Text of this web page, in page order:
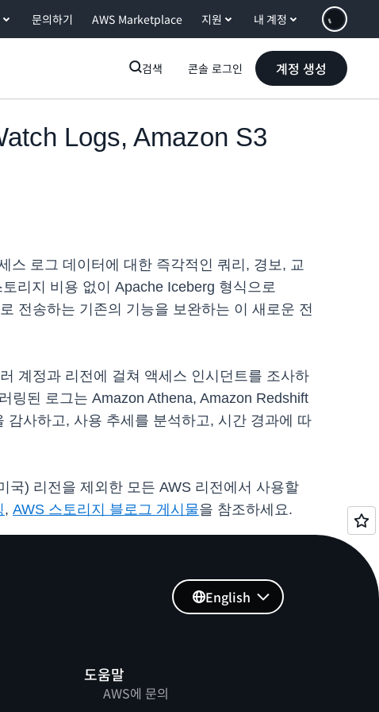
문의하기 AWS Marketplace 지원 내 계정
검색 콘솔 로그인 계정 생성
Logs, Amazon S3
스 로그 데이터에 대한 즉각적인 쿼리, 경보, 교
리지 비용 없이 Apache Iceberg 형식으로
전송하는 기존의 기능을 보완하는 이 새로운 전
계정과 리전에 걸쳐 액세스 인시던트를 조사하
링된 로그는 Amazon Athena, Amazon Redshift
사하고, 사용 추세를 분석하고, 시간 경과에 따
국) 리전을 제외한 모든 AWS 리전에서 사용할
, AWS 스토리지 블로그 게시물을 참조하세요.
도움말
AWS에 문의
English